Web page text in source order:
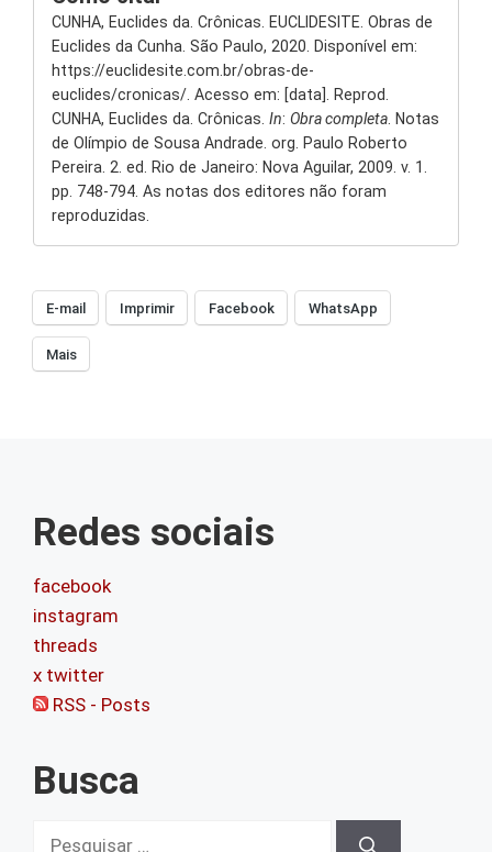
CUNHA, Euclides da. Crônicas. EUCLIDESITE. Obras de
Euclides da Cunha. São Paulo, 2020. Disponível em:
https://euclidesite.com.br/obras-de-
euclides/cronicas/. Acesso em: [data]. Reprod.
CUNHA, Euclides da. Crônicas. In: Obra completa. Notas
de Olímpio de Sousa Andrade. org. Paulo Roberto
Pereira. 2. ed. Rio de Janeiro: Nova Aguilar, 2009. v. 1.
pp. 748-794. As notas dos editores não foram
reproduzidas.
E-mail Imprimir Facebook WhatsApp
Mais
Redes sociais
facebook
instagram
threads
x twitter
RSS - Posts
Busca
Pesquisar